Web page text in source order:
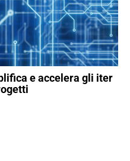
e accelera gli iter